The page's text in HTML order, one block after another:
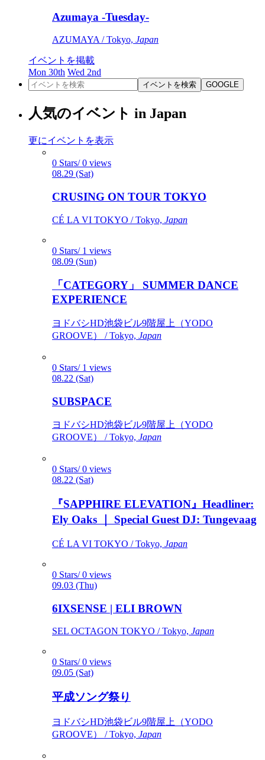
Azumaya -Tuesday-
AZUMAYA / Tokyo, Japan
イベントを掲載
Mon 30th Wed 2nd
イベントを検索 GOOGLE
人気のイベント in Japan
更にイベントを表示
0 Stars/ 0 views
08.29 (Sat)
CRUSING ON TOUR TOKYO
CÉ LA VI TOKYO / Tokyo, Japan
0 Stars/ 1 views
08.09 (Sun)
「CATEGORY」 SUMMER DANCE
EXPERIENCE
ヨドバシHD池袋ビル9階屋上（YODO
GROOVE） / Tokyo, Japan
0 Stars/ 1 views
08.22 (Sat)
SUBSPACE
ヨドバシHD池袋ビル9階屋上（YODO
GROOVE） / Tokyo, Japan
0 Stars/ 0 views
08.22 (Sat)
『SAPPHIRE ELEVATION』Headliner:
Ely Oaks ｜ Special Guest DJ: Tungevaag
CÉ LA VI TOKYO / Tokyo, Japan
0 Stars/ 0 views
09.03 (Thu)
6IXSENSE | ELI BROWN
SEL OCTAGON TOKYO / Tokyo, Japan
0 Stars/ 0 views
09.05 (Sat)
平成ソング祭り
ヨドバシHD池袋ビル9階屋上（YODO
GROOVE） / Tokyo, Japan